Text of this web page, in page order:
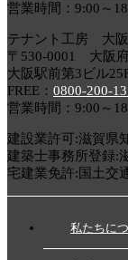
営業時間：9:00～
テナント工房 大
〒530-0001 大阪
大阪駅前第3ビル
FREE： 0800-200-
営業時間：9:00～
建設業許可:滋賀県
建築士事務所登録:
宅建業免許:国土交
私たちに